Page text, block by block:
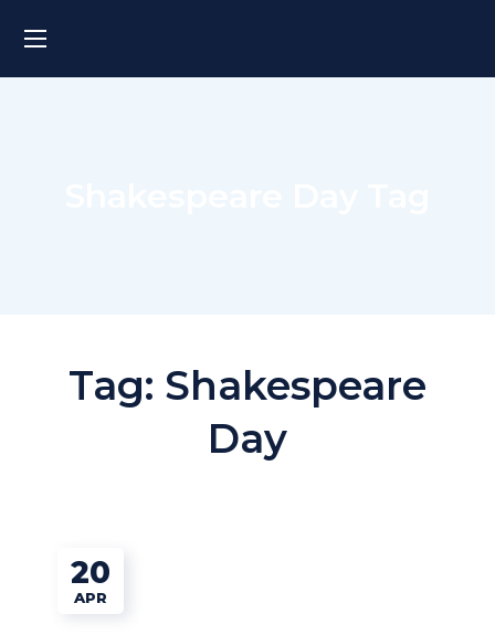
Tag: Shakespeare
Day
20
APR